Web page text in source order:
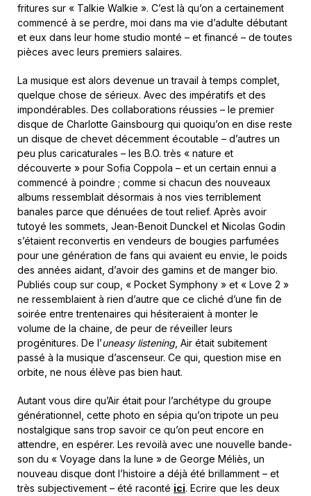
fritures sur « Talkie Walkie ». C’est là qu’on a certainement
commencé à se perdre, moi dans ma vie d’adulte débutant
et eux dans leur home studio monté – et financé – de toutes
pièces avec leurs premiers salaires.
La musique est alors devenue un travail à temps complet,
quelque chose de sérieux. Avec des impératifs et des
impondérables. Des collaborations réussies – le premier
disque de Charlotte Gainsbourg qui quoiqu’on en dise reste
un disque de chevet décemment écoutable – d’autres un
peu plus caricaturales – les B.O. très « nature et
découverte » pour Sofia Coppola – et un certain ennui a
commencé à poindre ; comme si chacun des nouveaux
albums ressemblait désormais à nos vies terriblement
banales parce que dénuées de tout relief. Après avoir
tutoyé les sommets, Jean-Benoit Dunckel et Nicolas Godin
s’étaient reconvertis en vendeurs de bougies parfumées
pour une génération de fans qui avaient eu envie, le poids
des années aidant, d’avoir des gamins et de manger bio.
Publiés coup sur coup, « Pocket Symphony » et « Love 2 »
ne ressemblaient à rien d’autre que ce cliché d’une fin de
soirée entre trentenaires qui hésiteraient à monter le
volume de la chaine, de peur de réveiller leurs
progénitures. De l’uneasy listening, Air était subitement
passé à la musique d’ascenseur. Ce qui, question mise en
orbite, ne nous élève pas bien haut.
Autant vous dire qu’Air était pour l’archétype du groupe
générationnel, cette photo en sépia qu’on tripote un peu
nostalgique sans trop savoir ce qu’on peut encore en
attendre, en espérer. Les revoilà avec une nouvelle bande-
son du « Voyage dans la lune » de George Méliès, un
nouveau disque dont l’histoire a déjà été brillamment – et
très subjectivement – été raconté ici. Ecrire que les deux